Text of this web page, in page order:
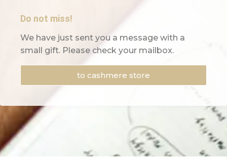
Do not miss!
We have just sent you a message with a
small gift. Please check your mailbox.
to cashmere store